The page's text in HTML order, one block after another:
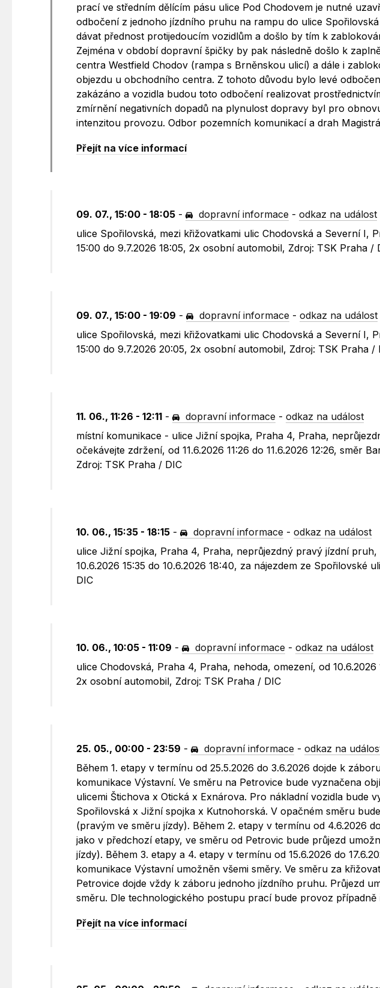
prací ve středním dělícím pásu ulice Pod Chodovem je nutné
odbočení z jednoho jízdního pruhu na rampu do ulice
dávat přednost protijedoucím vozidlům a došlo by tím k
Zejména v období dopravní špičky by pak následně došlo k
centra Westfield Chodov (rampa s Brněnskou ulicí) a dále i
objezdu u obchodního centra. Z tohoto důvodu bylo levé
zakázáno a vozidla budou toto odbočení realizovat
zmírnění negativních dopadů na plynulost dopravy byl pro
intenzitou provozu. Odbor pozemních komunikací a drah
Přejít na více informací
09. 07., 15:00 - 18:05 - dopravní informace -odkaz na událost
ulice Spořilovská, mezi křižovatkami ulic Chodovská a Severní I,
15:00 do 9.7.2026 18:05, 2x osobní automobil, Zdroj: TSK Praha /
09. 07., 15:00 - 19:09 - dopravní informace -odkaz na událost
ulice Spořilovská, mezi křižovatkami ulic Chodovská a Severní I,
15:00 do 9.7.2026 20:05, 2x osobní automobil, Zdroj: TSK Praha /
11. 06., 11:26 - 12:11 - dopravní informace -odkaz na událost
místní komunikace - ulice Jižní spojka, Praha 4, Praha,
očekávejte zdržení, od 11.6.2026 11:26 do 11.6.2026 12:26, směr
Zdroj: TSK Praha / DIC
10. 06., 15:35 - 18:15 - dopravní informace -odkaz na událost
ulice Jižní spojka, Praha 4, Praha, neprůjezdný pravý jízdní
10.6.2026 15:35 do 10.6.2026 18:40, za nájezdem ze Spořilovské
DIC
10. 06., 10:05 - 11:09 - dopravní informace -odkaz na událost
ulice Chodovská, Praha 4, Praha, nehoda, omezení, od
2x osobní automobil, Zdroj: TSK Praha / DIC
25. 05., 00:00 - 23:59 - dopravní informace -odkaz na
Během 1. etapy v termínu od 25.5.2026 do 3.6.2026 dojde k
komunikace Výstavní. Ve směru na Petrovice bude vyznačena
ulicemi Štichova x Otická x Exnárova. Pro nákladní vozidla bude
Spořilovská x Jižní spojka x Kutnohorská. V opačném směru
(pravým ve směru jízdy). Během 2. etapy v termínu od 4.6.2026
jako v předchozí etapy, ve směru od Petrovic bude průjezd
jízdy). Během 3. etapy a 4. etapy v termínu od 15.6.2026 do
komunikace Výstavní umožněn všemi směry. Ve směru za
Petrovice dojde vždy k záboru jednoho jízdního pruhu. Průjezd
směru. Dle technologického postupu prací bude provoz
Přejít na více informací